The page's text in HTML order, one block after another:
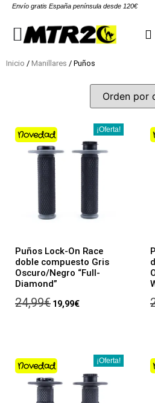
Envío gratis España península desde 120€
Inicio / Manillares / Puños
¡Oferta!
Novedad
Puños Lock-On Race
doble compuesto Gris
Oscuro/Negro “Full-
Diamond”
24,99€ 19,99€
¡Oferta!
Novedad